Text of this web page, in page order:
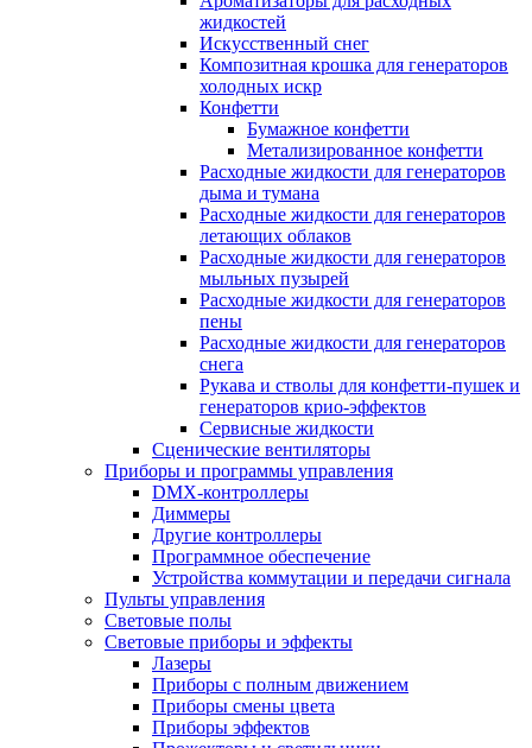
жидкостей
Искусственный снег
Композитная крошка для генераторов
холодных искр
Конфетти
Бумажное конфетти
Метализированное конфетти
Расходные жидкости для генераторов
дыма и тумана
Расходные жидкости для генераторов
летающих облаков
Расходные жидкости для генераторов
мыльных пузырей
Расходные жидкости для генераторов
пены
Расходные жидкости для генераторов
снега
Рукава и стволы для конфетти-пушек и
генераторов крио-эффектов
Сервисные жидкости
Сценические вентиляторы
Приборы и программы управления
DMX-контроллеры
Диммеры
Другие контроллеры
Программное обеспечение
Устройства коммутации и передачи сигнала
Пульты управления
Световые полы
Световые приборы и эффекты
Лазеры
Приборы с полным движением
Приборы смены цвета
Приборы эффектов